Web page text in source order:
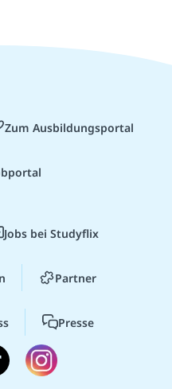
Zum Ausbildungsportal
Jobs bei Studyflix
Partner
Presse